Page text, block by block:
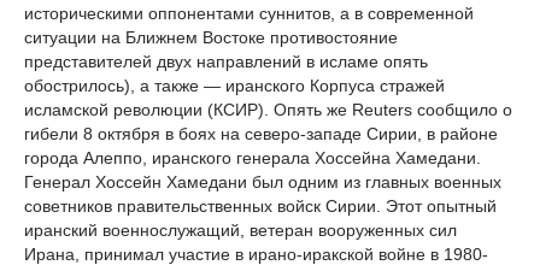
историческими оппонентами суннитов, а в современной
ситуации на Ближнем Востоке противостояние
представителей двух направлений в исламе опять
обострилось), а также — иранского Корпуса стражей
исламской революции (КСИР). Опять же Reuters сообщило о
гибели 8 октября в боях на северо-западе Сирии, в районе
города Алеппо, иранского генерала Хоссейна Хамедани.
Генерал Хоссейн Хамедани был одним из главных военных
советников правительственных войск Сирии. Этот опытный
иранский военнослужащий, ветеран вооруженных сил
Ирана, принимал участие в ирано-иракской войне в 1980-